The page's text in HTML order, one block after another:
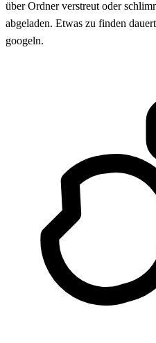
über Ordner verstreut oder
abgeladen. Etwas zu finden
googeln.